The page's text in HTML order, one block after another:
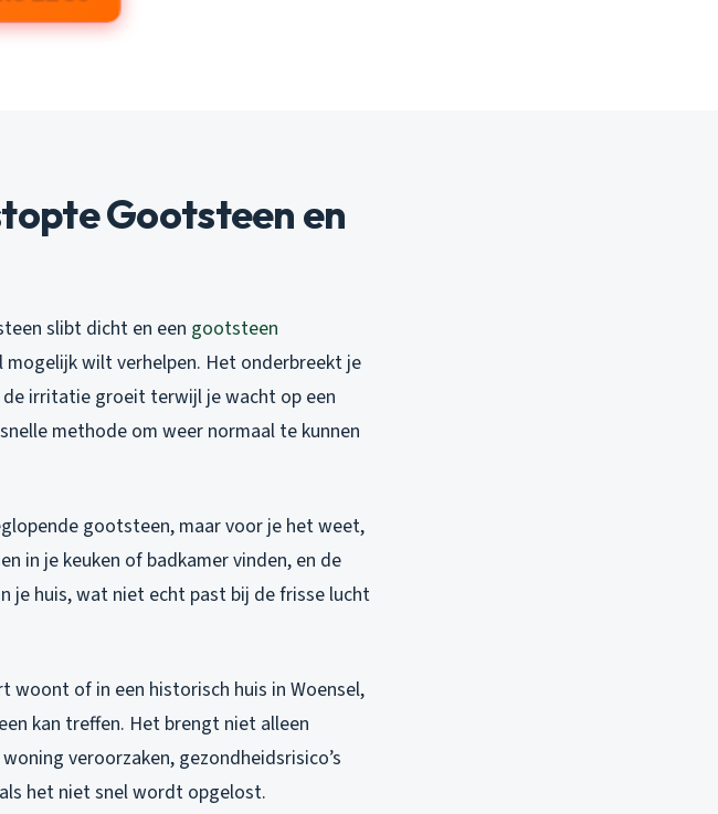
Gootsteen en
slibt dicht en een gootsteen
wilt verhelpen. Het onderbreekt je
irritatie groeit terwijl je wacht op een
methode om weer normaal te kunnen
gootsteen, maar voor je het weet,
in je keuken of badkamer vinden, en de
je huis, wat niet echt past bij de frisse lucht
woont of in een historisch huis in Woensel,
kan treffen. Het brengt niet alleen
veroorzaken, gezondheidsrisico’s
het niet snel wordt opgelost.